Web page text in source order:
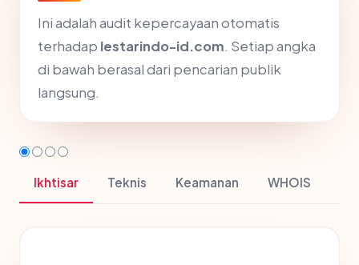
Ini adalah audit kepercayaan otomatis
terhadap lestarindo-id.com. Setiap angka
di bawah berasal dari pencarian publik
langsung.
Ikhtisar Teknis Keamanan WHOIS